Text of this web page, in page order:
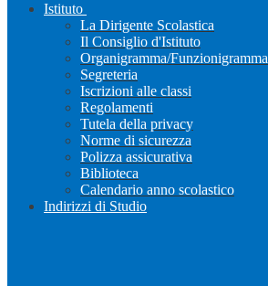
Istituto
La Dirigente Scolastica
Il Consiglio d'Istituto
Organigramma/Funzionigramma
Segreteria
Iscrizioni alle classi
Regolamenti
Tutela della privacy
Norme di sicurezza
Polizza assicurativa
Biblioteca
Calendario anno scolastico
Indirizzi di Studio